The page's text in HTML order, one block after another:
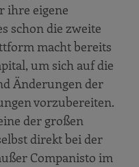
ihre eigene
schon die zweite
macht bereits
um sich auf die
Änderungen der
vorzubereiten.
der großen
direkt bei der
Companisto im